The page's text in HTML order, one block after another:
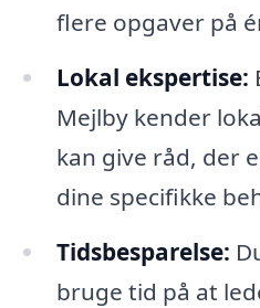
flere opgaver på
Lokal ekspertise:
Mejlby kender
kan give råd, der
dine specifikke
Tidsbesparelse:
bruge tid på at